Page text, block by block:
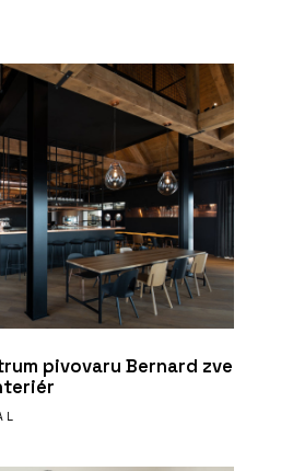
pivovaru Bernard zve